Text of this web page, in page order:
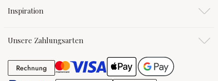
Inspiration
Unsere Zahlungsarten
RechnungRechnung